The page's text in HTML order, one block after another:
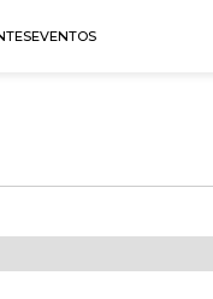
EVENTOS